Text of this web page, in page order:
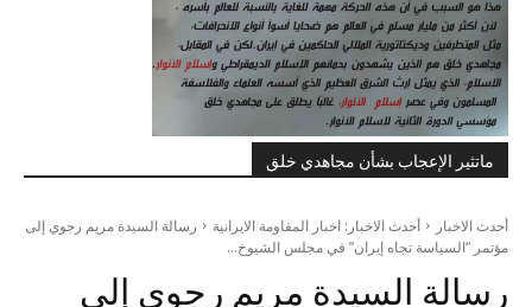
ماتثير الإعجاب بشأن مجاهدي خلق
أحدث الاخبار أحدث الاخبار: اخبار المقاومة الايرانية
رسالة السيدة مريم رجوي إلى
مؤتمر “السياسة تجاه إيران” في مجلس الشيوخ...
رسالة السيدة مريم رجوي إلى